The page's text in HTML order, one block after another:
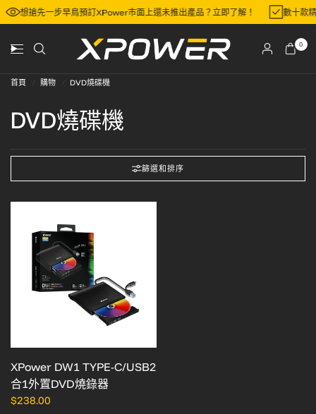
想搶先一步早鳥預訂XPower市面上還未推出產品？立即了解！ 數十款
0
首頁 購物 DVD燒碟機
DVD燒碟機
篩選和排序
XPower DW1 TYPE-C/USB2
合1外置DVD燒錄器
$238.00